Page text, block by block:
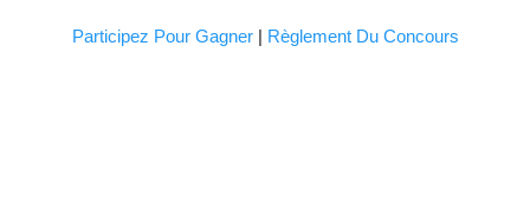
Participez Pour Gagner| Règlement Du Concours